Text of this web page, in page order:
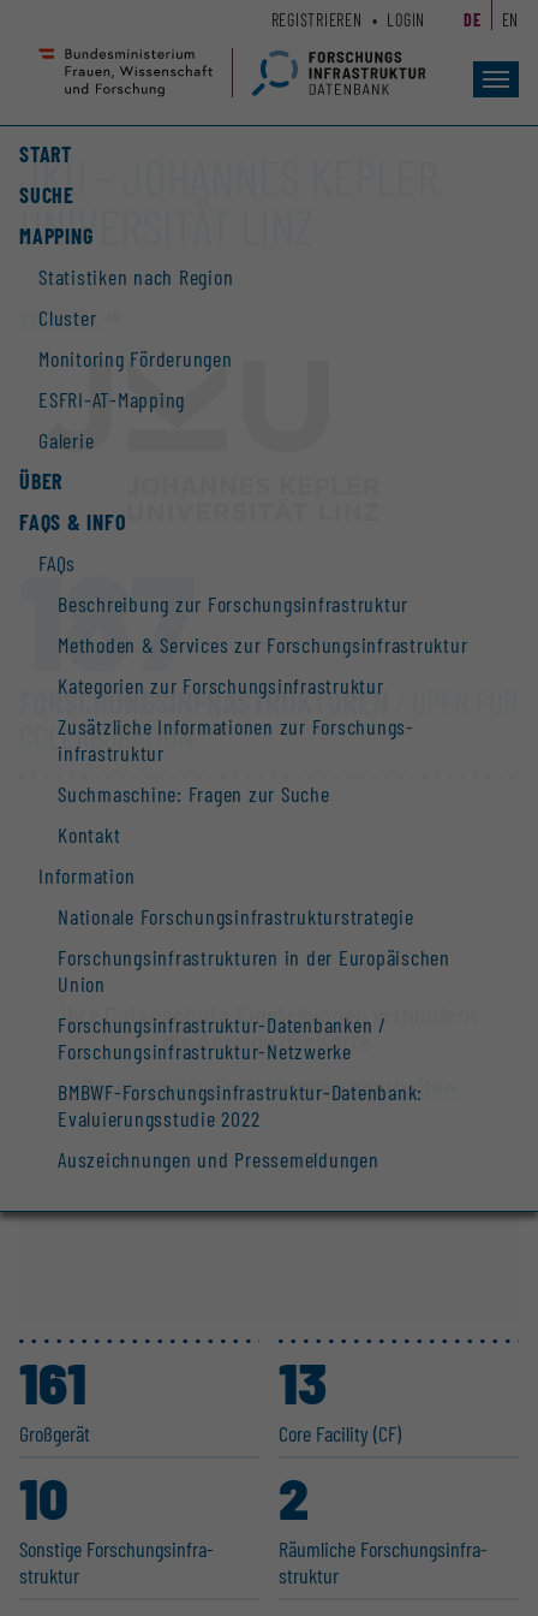
Seiteninhalt
Accesskey
Hauptnavigation
Accesskey
START
SUCHE
MAPPING
Statistiken nach Region
Cluster
Monitoring Förderungen
ESFRI-AT-Mapping
Galerie
ÜBER
FAQS & INFO
FAQs
Beschreibung zur Forschungs­infrastruktur
Methoden & Services zur Forschungs­infrastruktur
Kategorien zur Forschungs­infrastruktur
Zusätzliche Informationen zur Forschungs­
infrastruktur
Suchmaschine: Fragen zur Suche
Kontakt
Information
Nationale Forschungs­infrastruktur­strategie
Forschungs­infrastrukturen in der Europäischen
Union
Forschungs­infrastruktur-Datenbanken /
Forschungs­infrastruktur-Netzwerke
BMBWF-Forschungsinfrastruktur-Datenbank:
Evaluierungsstudie 2022
Auszeichnungen und Pressemeldungen
REGISTRIEREN LOGIN DE EN
JKU - JOHANNES KEPLER
UNIVERSITÄT LINZ
Website
187
FORSCHUNGS­INFRASTRUKTUREN
COLLABORATION
Ihre Datenschutz-Einstellungen verhindern
die Anzeige der Karte.
Datenschutz-Einstellungen bearbeiten
Großgerät
161
Core Facility (CF)
13
Sonstige Forschungs­in­fra­
struktur
10
Räumliche Forschungs­in­fra­
struktur
2